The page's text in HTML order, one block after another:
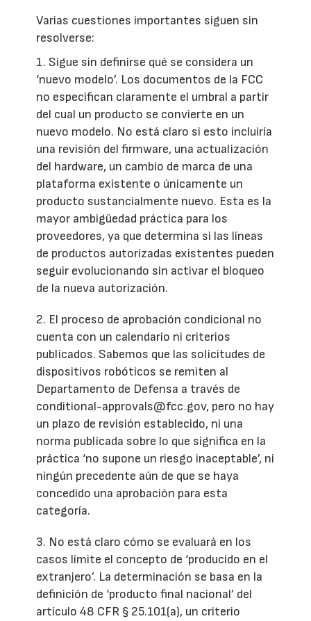
Varias cuestiones importantes siguen sin
resolverse:
1. Sigue sin definirse qué se considera un
‘nuevo modelo’. Los documentos de la FCC
no especifican claramente el umbral a partir
del cual un producto se convierte en un
nuevo modelo. No está claro si esto incluiría
una revisión del firmware, una actualización
del hardware, un cambio de marca de una
plataforma existente o únicamente un
producto sustancialmente nuevo. Esta es la
mayor ambigüedad práctica para los
proveedores, ya que determina si las líneas
de productos autorizadas existentes pueden
seguir evolucionando sin activar el bloqueo
de la nueva autorización.
2. El proceso de aprobación condicional no
cuenta con un calendario ni criterios
publicados. Sabemos que las solicitudes de
dispositivos robóticos se remiten al
Departamento de Defensa a través de
conditional-approvals@fcc.gov, pero no hay
un plazo de revisión establecido, ni una
norma publicada sobre lo que significa en la
práctica ‘no supone un riesgo inaceptable’, ni
ningún precedente aún de que se haya
concedido una aprobación para esta
categoría.
3. No está claro cómo se evaluará en los
casos límite el concepto de ‘producido en el
extranjero’. La determinación se basa en la
definición de ‘producto final nacional’ del
artículo 48 CFR § 25.101(a), un criterio